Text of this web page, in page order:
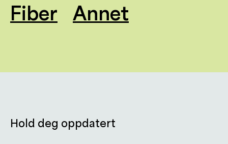
Fiber
Annet
Hold deg oppdatert